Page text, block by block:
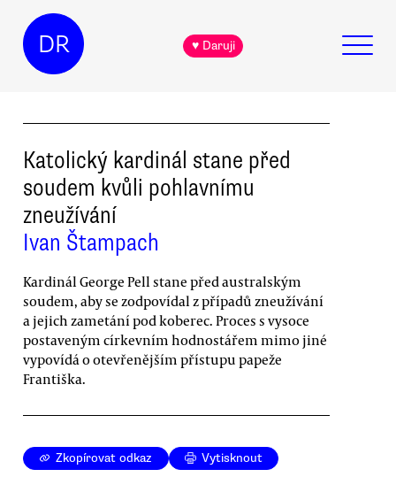
DR ♥ Daruji
Katolický kardinál stane před
soudem kvůli pohlavnímu
zneužívání
Ivan Štampach
Kardinál George Pell stane před australským
soudem, aby se zodpovídal z případů zneužívání
a jejich zametání pod koberec. Proces s vysoce
postaveným církevním hodnostářem mimo jiné
vypovídá o otevřenějším přístupu papeže
Františka.
Zkopírovat odkaz Vytisknout